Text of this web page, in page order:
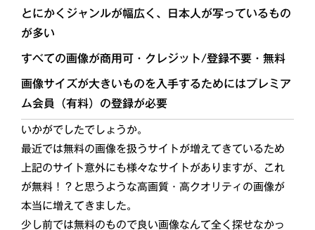
とにかくジャンルが幅広く、日本人が写っているもの
が多い
すべての画像が商用可・クレジット/登録不要・無料
画像サイズが大きいものを入手するためにはプレミア
ム会員（有料）の登録が必要
いかがでしたでしょうか。
最近では無料の画像を扱うサイトが増えてきているため
上記のサイト意外にも様々なサイトがありますが、これ
が無料！？と思うような高画質・高クオリティの画像が
本当に増えてきました。
少し前では無料のもので良い画像なんて全く探せなかっ